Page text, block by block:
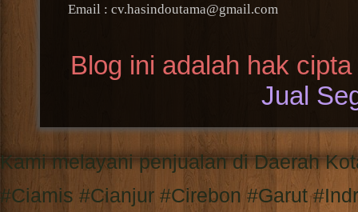
Email : cv.hasindoutama@gmail.com
Blog ini adalah hak
Jual
Kami melayani penjualan di Daerah
#Ciamis #Cianjur #Cirebon #Garut